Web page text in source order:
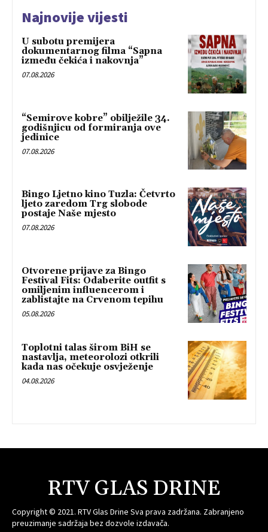
Najnovije vijesti
U subotu premijera
dokumentarnog filma “Sapna
između čekića i nakovnja”
07.08.2026
“Semirove kobre” obilježile 34.
godišnjicu od formiranja ove
jedinice
07.08.2026
Bingo Ljetno kino Tuzla: Četvrto
ljeto zaredom Trg slobode
postaje Naše mjesto
07.08.2026
Otvorene prijave za Bingo
Festival Fits: Odaberite outfit s
omiljenim influencerom i
zablistajte na Crvenom tepihu
05.08.2026
Toplotni talas širom BiH se
nastavlja, meteorolozi otkrili
kada nas očekuje osvježenje
04.08.2026
RTV GLAS DRINE
Copyright © 2021. RTV Glas Drine Sva prava zadržana. Zabranjeno
preuzimanje sadržaja bez dozvole izdavača.